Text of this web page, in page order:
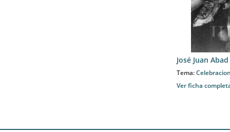
José Juan
Tema:
Ver ficha